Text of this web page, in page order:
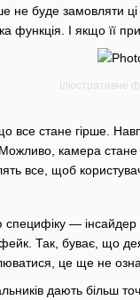
не буде замовляти
функція. І якщо її
Ілюстративне
все стане гірше.
камера
все, щоб користувачі
—
Так, буває, що
це ще не
дають більш